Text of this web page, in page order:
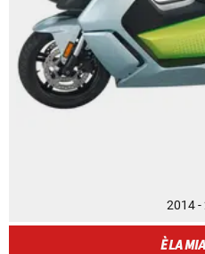
2014 -
È LA